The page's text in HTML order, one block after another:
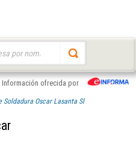
Información ofrecida por
Soldadura Oscar Lasanta Sl